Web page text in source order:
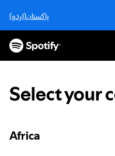
i
پاکستان(اردو)
Select your
Africa